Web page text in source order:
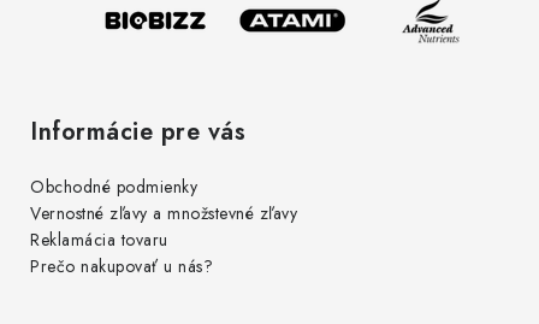
Informácie pre vás
Obchodné podmienky
Vernostné zľavy a množstevné zľavy
Reklamácia tovaru
Prečo nakupovať u nás?